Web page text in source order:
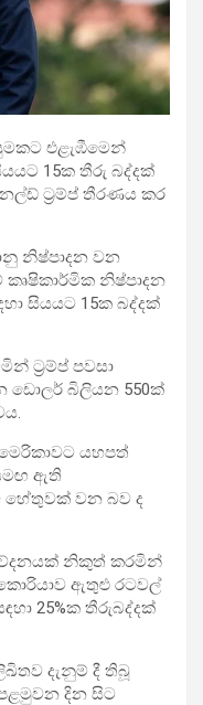
එළැඹීමෙන්
15ක තීරු බද්දක්
ට්‍රම්ප් තීරණය කර
නිෂ්පාදන වන
කෘෂිකාර්මික නිෂ්පාදන
සියයට 15ක බද්දක්
ට්‍රම්ප් පවසා
ඩොලර් බිලියන 550ක්
යහපත්
ඇති
හේතුවක් වන බව ද
නිකුත් කරමින්
ඇතුළු රටවල්
25%ක තීරුබද්දක්
දැනුම් දී තිබූ
දින සිට